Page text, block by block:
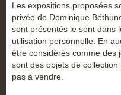
Les expositions proposées
privée de Dominique
sont présentés le sont dans
utilisation personnelle. En
être considérés comme des
sont des objets de
pas à vendre.